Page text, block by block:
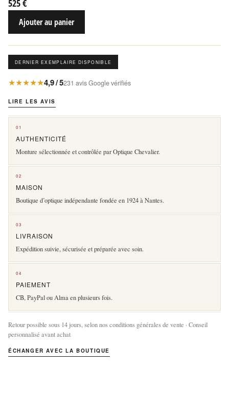
525 €
Ajouter au panier
DERNIER EXEMPLAIRE DISPONIBLE
★★★★★4,9 / 5231 avis Google vérifiés
LIRE LES AVIS
01
AUTHENTICITÉ
Monture sélectionnée et contrôlée par Optique Chevalier.
02
MAISON
Boutique d’optique indépendante fondée en 1924 à Nantes.
03
LIVRAISON
Expédition suivie, sécurisée et préparée avec soin.
04
PAIEMENT
CB, PayPal ou Alma en plusieurs fois.
Retour possible sous 14 jours, selon nos conditions générales de vente · Conseil
personnalisé avant achat
ÉCHANGER AVEC LA BOUTIQUE